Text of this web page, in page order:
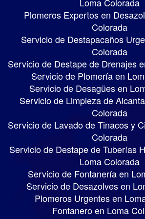
Loma Colorada
Plomeros Expertos en
Colorada
Servicio de Destapacaños
Colorada
Servicio de Destape de Drenajes
Servicio de Plomería en
Servicio de Desagües en
Servicio de Limpieza de
Colorada
Servicio de Lavado de Tinacos y
Colorada
Servicio de Destape de Tuberías
Loma Colorada
Servicio de Fontanería en
Servicio de Desazolves en
Plomeros Urgentes en
Fontanero en Loma